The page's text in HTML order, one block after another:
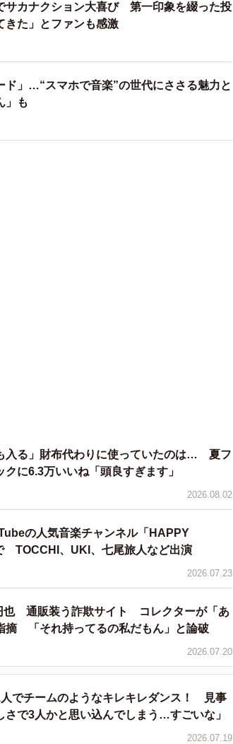
代の歌だな』という印象を受けました。本
、僕たちにとっては雲の上の存在である北
、そして貴重な経験でした。万博会場の熱
ん。「伯方の塩」や「VC-3000のど飴」な
。心当たりのある人は私の
さい」と呼びかけている。
サカナクション大喜び 第一印象を綴った投
きた」とファンも感激
ド」…“スマホで音楽”の世代にささる魅力と
」も
入る」財布代わりに使っていたのは… 夏フ
に6.3万いいね「頭良すぎます」
2026.08.02
の人気音楽チャンネル「HAPPY
TOCCHI、UKI、七尾旅人など出演
2026.07.23
也 通販装う詐欺サイト コレクターが「あ
摘 「それ持ってるの私だもん」と論破
2026.07.20
でチームのようなキレキレダンス！ 見事
で3人かと思い込んでしまう…すごいな」
2026.07.19